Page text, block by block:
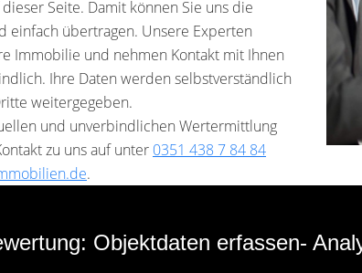
Seite. Damit können Sie uns die
einfach übertragen. Unsere Experten
Immobilie und nehmen Kontakt mit Ihnen
Ihre Daten werden selbstverständlich
weitergegeben.
und unverbindlichen Wertermittlung
zu uns auf unter 0351 438 7 84 84
.
Objektdaten erfassen-